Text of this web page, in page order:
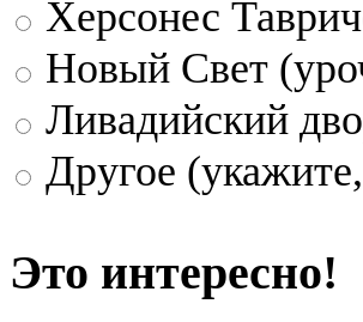
Херсонес
Новый Свет
Ливадийский
Другое
Это интересно!